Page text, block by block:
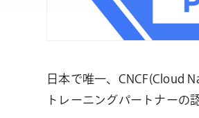
日本で唯一、CNCF(Cloud
トレーニングパートナーの